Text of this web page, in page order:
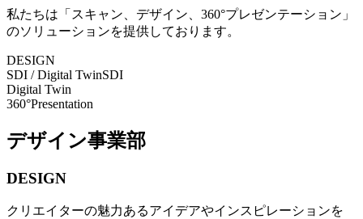
私たちは「スキャン、デザイン、360°プレゼンテーション」
のソリューションを提供しております。
DESIGN
SDI / Digital TwinSDI
Digital Twin
360°Presentation
デザイン事業部
DESIGN
クリエイターの魅力あるアイデアやインスピレーションを